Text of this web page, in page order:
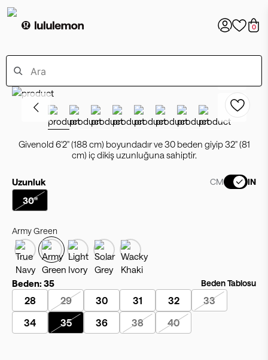
0
Givenold 6'2" (188 cm) boyundadır ve 30 beden giyip 32" (81
cm) iç dikiş uzunluğuna sahiptir.
Uzunluk CM IN
30"
Army Green
Beden: 35 Beden Tablosu
28 29 30 31 32
33
34
35 36 38 40